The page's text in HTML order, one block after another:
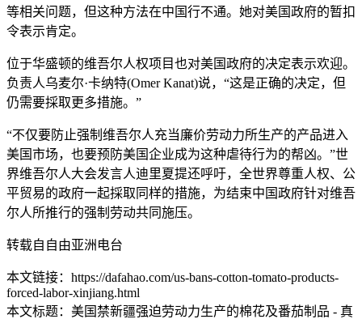
等相关问题，但这种方法在中国行不通。她对美国政府的暂扣
令表示肯定。
位于华盛顿的维吾尔人权项目也对美国政府的决定表示欢迎。
负责人乌麦尔·卡纳特(Omer Kanat)说，“这是正确的决定，但
仍需要採取更多措施。”
“不仅要防止强制维吾尔人充当廉价劳动力所生产的产品进入
美国市场，也要预防美国企业成为这种虐待行为的帮凶。”世
界维吾尔人大会发言人迪里夏提还呼吁，全世界尊重人权、公
平贸易的政府一起採取同样的措施，为结束中国政府针对维吾
尔人所推行的强制劳动共同施压。
转载自自由亚洲电台
本文链接：https://dafahao.com/us-bans-cotton-tomato-products-
forced-labor-xinjiang.html
本文标题：美国禁新疆强迫劳动力生产的棉花及番茄制品 - 真